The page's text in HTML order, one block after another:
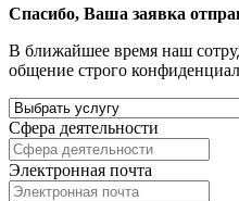
Спасибо, Ваша заявка
В ближайшее время наш
общение строго
Сфера деятельности
Электронная почта